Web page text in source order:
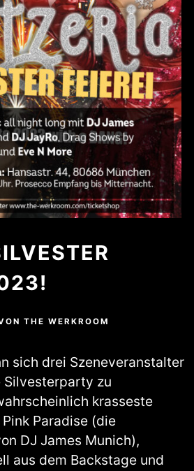
THE WERKROOM
sich drei Szeneveranstalter
Silvesterparty zu
krasseste
Paradise (die
DJ James Munich),
aus dem Backstage und